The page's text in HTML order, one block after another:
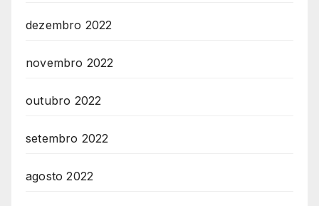
dezembro 2022
novembro 2022
outubro 2022
setembro 2022
agosto 2022